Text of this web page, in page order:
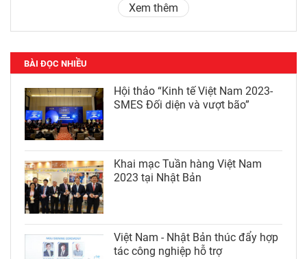
Xem thêm
BÀI ĐỌC NHIỀU
Hội thảo “Kinh tế Việt Nam 2023-
SMES Đối diện và vượt bão”
Khai mạc Tuần hàng Việt Nam
2023 tại Nhật Bản
Việt Nam - Nhật Bản thúc đẩy hợp
tác công nghiệp hỗ trợ